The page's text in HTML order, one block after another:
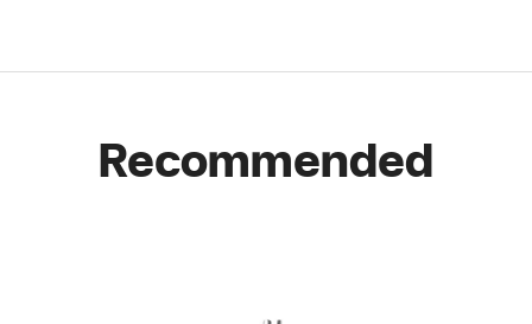
Recommended